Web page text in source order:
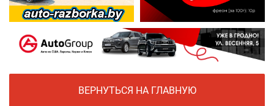
ВЕРНУТЬСЯ НА ГЛАВНУЮ